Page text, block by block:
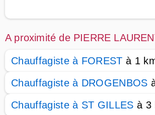
A proximité de PIERRE
Chauffagiste à FOREST à 1
Chauffagiste à DROGENBOS
Chauffagiste à ST GILLES à 3